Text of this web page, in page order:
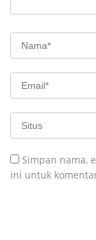
Simpan nama,
ini untuk